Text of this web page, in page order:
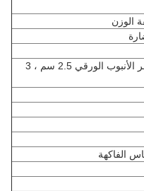
الوزن
أنبوب الورق: يمكن أن يكون قطر الأنبوب الورقي 2.5 سم ، 3
الفاكهة